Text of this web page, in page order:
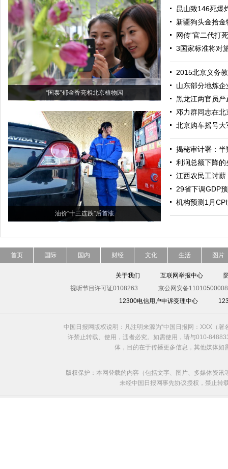
“国泰”郁金香亮相北京植物园
油价“十三连跌”后首涨
昆山致146死爆
新疆狗头金拾
网传"官二代打
3国家标准将对
2015北京义务
山东部分地炼企
黑龙江两官员
邓力群同志在北
北京购车摇号大
揭秘审计署：
利润总额下降
江西农民工讨
29省下调GDP
机构预测1月
首页 国际 国内 财经 文化 生活 图片
关于我们 互联网举报中心
视听节目许可证0108263
京公网安备
12300电信用户申诉受理中心
中国日报网版权说明：凡注明来源为“中国日报网：XXX（
许禁止转载、使用，违者必究。如需使用，请与010-
体，目的在于传播更多信息，其他媒体
版权保护：本网登载的内容（包括文字、图片、多媒体资
未经中国日报网事先协议授权，禁止转